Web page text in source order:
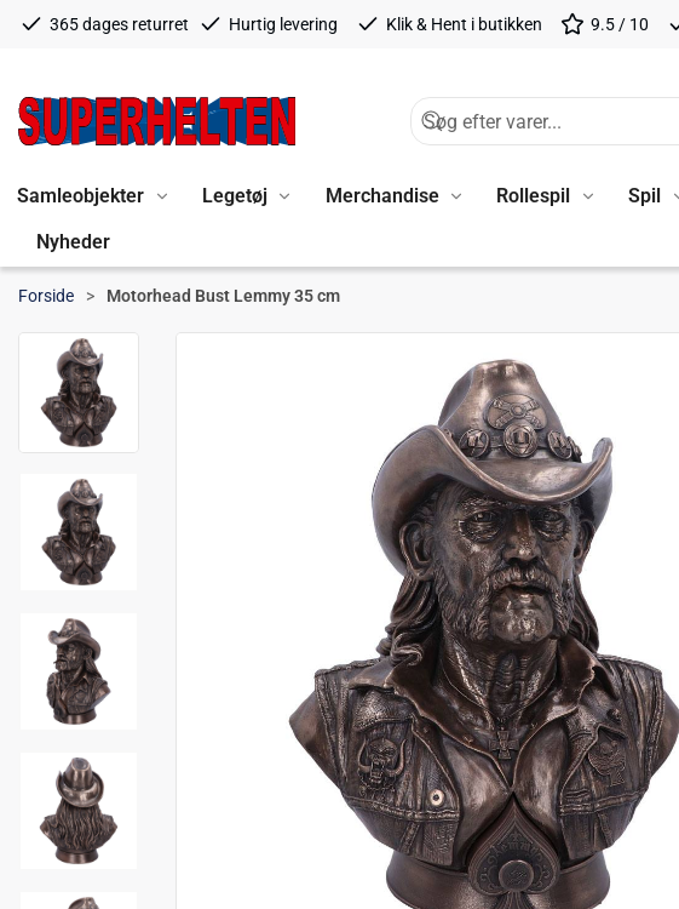
365 dages returret Hurtig levering Klik & Hent i butikken 9.5 / 10
Samleobjekter Legetøj Merchandise Rollespil Spil
Nyheder
Forside Motorhead Bust Lemmy 35 cm